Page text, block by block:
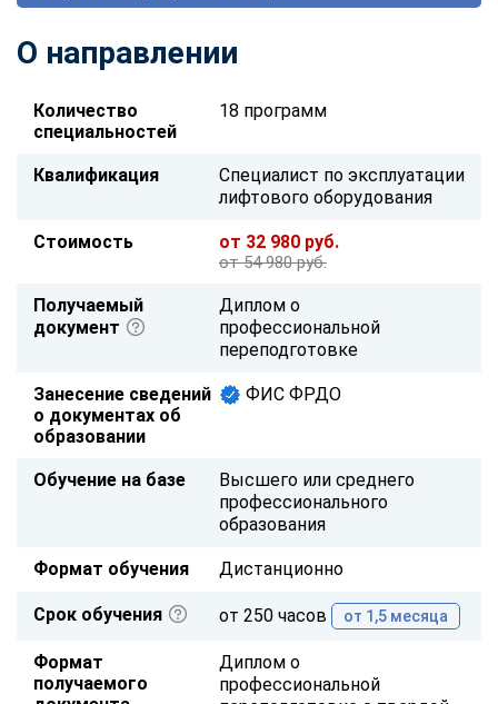
О направлении
Количество
специальностей
18 программ
Квалификация
Специалист по эксплуатации
лифтового оборудования
Стоимость от 32 980 руб.
от 54 980 руб.
Получаемый
документ
Диплом о
профессиональной
переподготовке
Занесение сведений
о документах об
образовании
ФИС ФРДО
Обучение на базе
Высшего или среднего
профессионального
образования
Формат обучения Дистанционно
Срок обучения от 250 часов от 1,5 месяца
Формат
получаемого
Диплом о
профессиональной